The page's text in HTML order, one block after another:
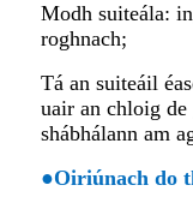
Modh suiteála:
roghnach;
Tá an suiteáil
uair an chloig
shábhálann am
●Oiriúnach do